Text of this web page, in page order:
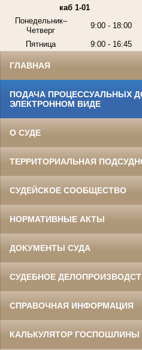
каб 1-01
Понедельник–
Четверг
9:00 - 18:00
Пятница 9:00 - 16:45
ГЛАВНАЯ
ПОДАЧА ПРОЦЕССУАЛЬНЫХ
ЭЛЕКТРОННОМ ВИДЕ
О СУДЕ
ТЕРРИТОРИАЛЬНАЯ
СУДЕЙСКОЕ СООБЩЕСТВО
НОРМАТИВНЫЕ АКТЫ
ДОКУМЕНТЫ СУДА
СУДЕБНОЕ
СПРАВОЧНАЯ ИНФОРМАЦИЯ
КАЛЬКУЛЯТОР ГОСПОШЛИНЫ